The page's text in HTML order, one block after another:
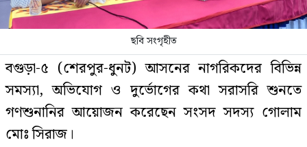
ছবি সংগৃহীত
বগুড়া-৫ (শেরপুর-ধুনট) আসনের নাগরিকদের বিভিন্ন
সমস্যা, অভিযোগ ও দুর্ভোগের কথা সরাসরি শুনতে
গণশুনানির আয়োজন করেছেন সংসদ সদস্য গোলাম
মোঃ সিরাজ।